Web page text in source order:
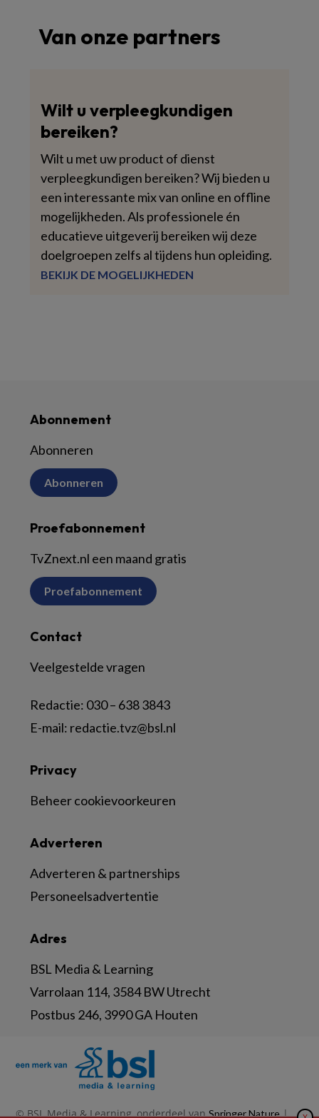
Van onze partners
Wilt u verpleegkundigen
bereiken?
Wilt u met uw product of dienst
verpleegkundigen bereiken? Wij bieden u
een interessante mix van online en offline
mogelijkheden. Als professionele én
educatieve uitgeverij bereiken wij deze
doelgroepen zelfs al tijdens hun opleiding.
BEKIJK DE MOGELIJKHEDEN
Abonnement
Abonneren
Abonneren
Proefabonnement
TvZnext.nl een maand gratis
Proefabonnement
Contact
Veelgestelde vragen
Redactie: 030 – 638 3843
E-mail: redactie.tvz@bsl.nl
Adres
BSL Media & Learning
Varrolaan 114, 3584 BW Utrecht
Postbus 246, 3990 GA Houten
Adverteren
Adverteren & partnerships
Personeelsadvertentie
Privacy
Beheer cookievoorkeuren
© BSL Media & Learning, onderdeel vanSpringer Nature|